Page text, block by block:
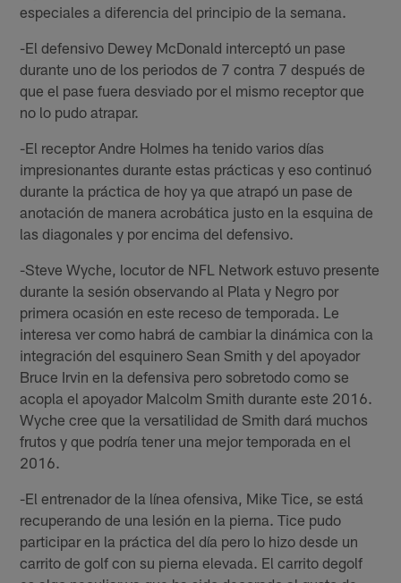
especiales a diferencia del principio de la semana.
-El defensivo Dewey McDonald interceptó un pase
durante uno de los periodos de 7 contra 7 después de
que el pase fuera desviado por el mismo receptor que
no lo pudo atrapar.
-El receptor Andre Holmes ha tenido varios días
impresionantes durante estas prácticas y eso continuó
durante la práctica de hoy ya que atrapó un pase de
anotación de manera acrobática justo en la esquina de
las diagonales y por encima del defensivo.
-Steve Wyche, locutor de NFL Network estuvo presente
durante la sesión observando al Plata y Negro por
primera ocasión en este receso de temporada. Le
interesa ver como habrá de cambiar la dinámica con la
integración del esquinero Sean Smith y del apoyador
Bruce Irvin en la defensiva pero sobretodo como se
acopla el apoyador Malcolm Smith durante este 2016.
Wyche cree que la versatilidad de Smith dará muchos
frutos y que podría tener una mejor temporada en el
2016.
-El entrenador de la línea ofensiva, Mike Tice, se está
recuperando de una lesión en la pierna. Tice pudo
participar en la práctica del día pero lo hizo desde un
carrito de golf con su pierna elevada. El carrito degolf